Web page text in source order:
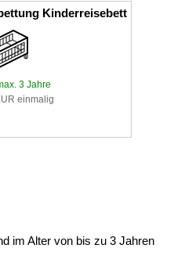
Kinderreisebett
3 Jahre
einmalig
im Alter von bis zu 3 Jahren